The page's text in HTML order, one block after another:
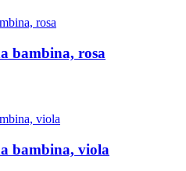
bambina, rosa
bambina, viola